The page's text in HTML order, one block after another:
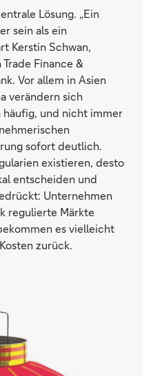
Lösung. „Ein
sein als ein
Kerstin Schwan,
Finance &
Vor allem in Asien
verändern sich
und nicht immer
sofort deutlich.
existieren, desto
entscheiden und
Unternehmen
regulierte Märkte
es vielleicht
zurück.